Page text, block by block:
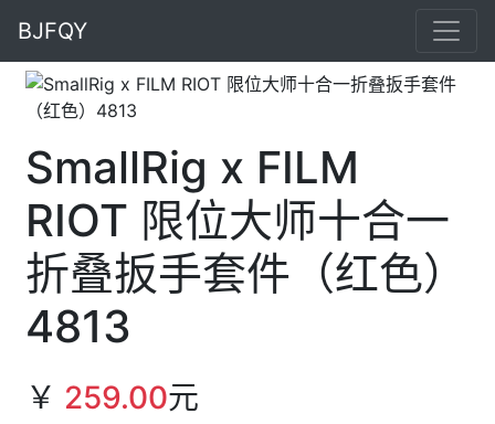
BJFQY
SmallRig x FILM
RIOT 限位大师十合一
折叠扳手套件（红色）
4813
￥ 259.00元